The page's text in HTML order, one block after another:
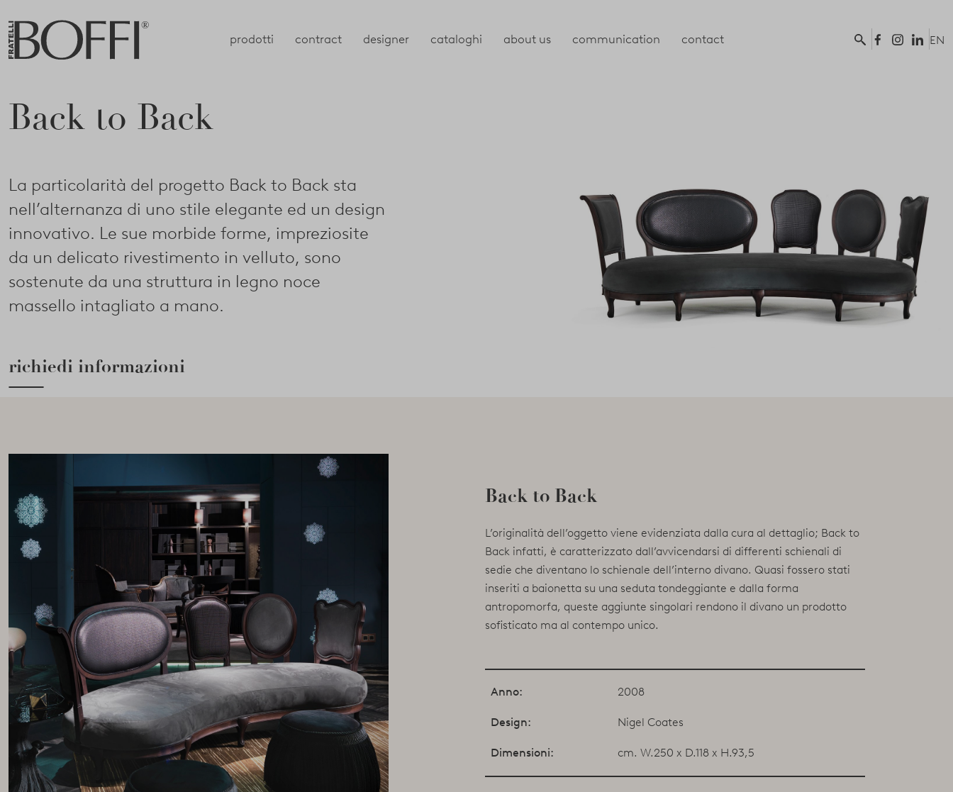
prodotti contract designer cataloghi about us communication contact EN
Back to Back
La particolarità del progetto Back to Back sta
nell’alternanza di uno stile elegante ed un design
innovativo. Le sue morbide forme, impreziosite
da un delicato rivestimento in velluto, sono
sostenute da una struttura in legno noce
massello intagliato a mano.
richiedi informazioni
Back to Back
L’originalità dell’oggetto viene evidenziata dalla cura al dettaglio; Back to
Back infatti, è caratterizzato dall’avvicendarsi di differenti schienali di
sedie che diventano lo schienale dell’interno divano. Quasi fossero stati
inseriti a baionetta su una seduta tondeggiante e dalla forma
antropomorfa, queste aggiunte singolari rendono il divano un prodotto
sofisticato ma al contempo unico.
Anno: 2008
Design: Nigel Coates
Dimensioni: cm. W.250 x D.118 x H.93,5